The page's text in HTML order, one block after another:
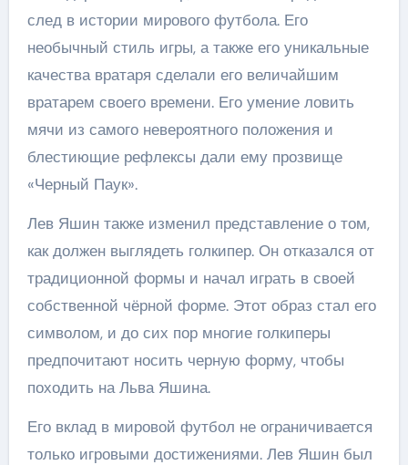
след в истории мирового футбола. Его
необычный стиль игры, а также его уникальные
качества вратаря сделали его величайшим
вратарем своего времени. Его умение ловить
мячи из самого невероятного положения и
блестиющие рефлексы дали ему прозвище
«Черный Паук».
Лев Яшин также изменил представление о том,
как должен выглядеть голкипер. Он отказался от
традиционной формы и начал играть в своей
собственной чёрной форме. Этот образ стал его
символом, и до сих пор многие голкиперы
предпочитают носить черную форму, чтобы
походить на Льва Яшина.
Его вклад в мировой футбол не ограничивается
только игровыми достижениями. Лев Яшин был